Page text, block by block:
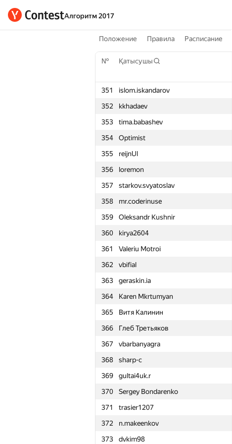
Алгоритм 2017
Положение Правила Расписание
№ Қатысушы
351 islom.iskandarov
352
kkhadaev
353
tima.babashev
354
Optimist
355
reijnUl
356
loremon
357
starkov.svyatoslav
358
mr.coderinuse
359
Oleksandr Kushnir
360
kirya2604
361
Valeriu Motroi
362
vbifial
363
geraskin.ia
364
Karen Mkrtumyan
365
Витя Калинин
366
Глеб Третьяков
367
vbarbanyagra
368
sharp-c
369
gultai4uk.r
370
Sergey Bondarenko
371
trasier1207
372
n.makeenkov
373
dvkim98
№